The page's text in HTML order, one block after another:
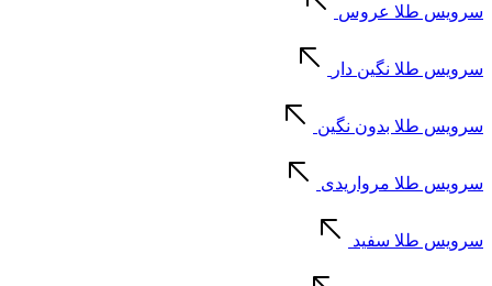
سرویس طلا عروس
سرویس طلا نگین دار
سرویس طلا بدون نگین
سرویس طلا مرواریدی
سرویس طلا سفید